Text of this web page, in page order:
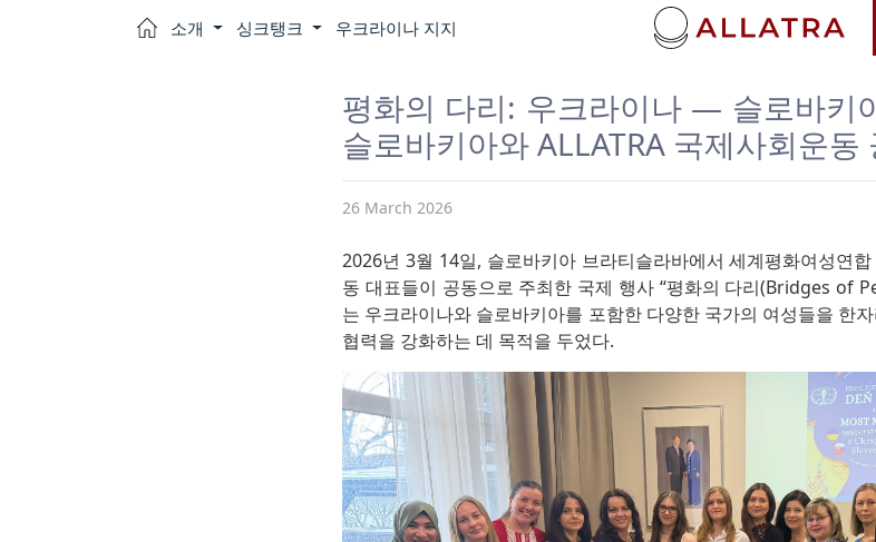
소개 싱크탱크 우크라이나 지지
평화의 다리: 우크라이나 — 슬로바키
슬로바키아와 ALLATRA 국제사회운동
26 March 2026
2026년 3월 14일, 슬로바키아 브라티슬라바에서 세계평화여성연
동 대표들이 공동으로 주최한 국제 행사 “평화의 다리(Bridges of
는 우크라이나와 슬로바키아를 포함한 다양한 국가의 여성들을 한
협력을 강화하는 데 목적을 두었다.